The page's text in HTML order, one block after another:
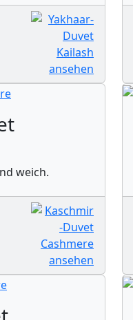
weich.